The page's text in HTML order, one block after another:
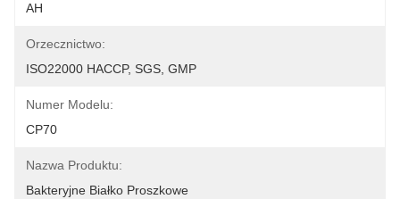
AH
Orzecznictwo:
ISO22000 HACCP, SGS, GMP
Numer Modelu:
CP70
Nazwa Produktu:
Bakteryjne Białko Proszkowe